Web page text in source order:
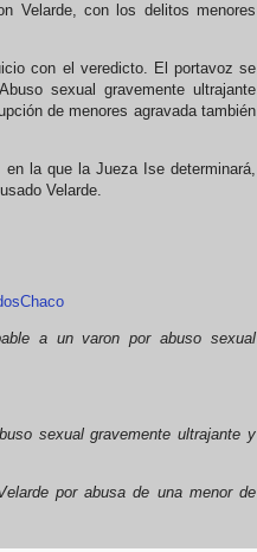
Velarde, con los delitos menores
con el veredicto. El portavoz se
sexual gravemente ultrajante
de menores agravada también
la que la Jueza Ise determinará,
Velarde.
a un varon por abuso sexual
sexual gravemente ultrajante y
por abusa de una menor de